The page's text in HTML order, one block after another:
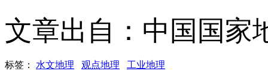
文章出自：中国国家
标签： 水文地理 观点地理 工业地理